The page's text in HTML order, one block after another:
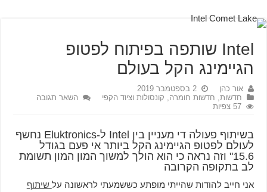
Intel שותפה בפיתוח לפטופ
הגיימינג הקל בעולם
אור כהן
2 בספטמבר 2019
חדשות, חדשות חומרה, קונסולות וציוד הקפי
השאר תגובה
57 צפיות
בשיתוף פעולה די מעניין בין Intel ל-Eluktronics נחשף
לעולם לפטופ הגיימינג הקל ביותר אי פעם בגודל
15.6" וזה נראה כי הוא הולך למשוך המון המון תשומת
לב בתקופה הקרובה
אני חייב להודות שהייתי מופתע כששמעתי לראשונה עלשיתוף